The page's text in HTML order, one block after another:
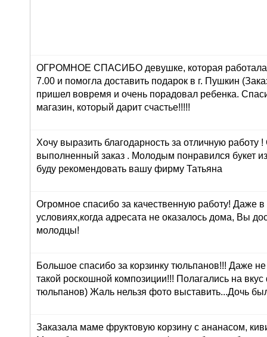
ОГРОМНОЕ СПАСИБО девушке, которая работала
7.00 и помогла доставить подарок в г. Пушкин
пришел вовремя и очень порадовал ребенка.
магазин, который дарит счастье!!!!!
Хочу выразить благодарность за отличную работу
выполненный заказ . Молодым понравился букет
буду рекомендовать вашу фирму Татьяна
Огромное спасибо за качественную работу! Даже в
условиях,когда адресата не оказалось дома, Вы
молодцы!
Большое спасибо за корзинку тюльпанов!!! Даже
такой роскошной композиции!!! Полагались на
тюльпанов) Жаль нельзя фото выставить...Дочь
Заказала маме фруктовую корзину с ананасом,